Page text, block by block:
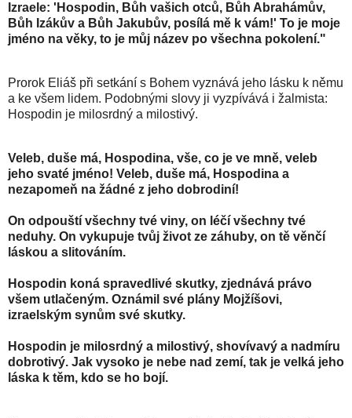
Izraele: 'Hospodin, Bůh vašich otců, Bůh Abrahámův,
Bůh Izákův a Bůh Jakubův, posílá mě k vám!' To je moje
jméno na věky, to je můj název po všechna pokolení."
Prorok Eliáš při setkání s Bohem vyznává jeho lásku k němu
a ke všem lidem. Podobnými slovy ji vyzpívává i žalmista:
Hospodin je milosrdný a milostivý.
Veleb, duše má, Hospodina, vše, co je ve mně, veleb
jeho svaté jméno! Veleb, duše má, Hospodina a
nezapomeň na žádné z jeho dobrodiní!
On odpouští všechny tvé viny, on léčí všechny tvé
neduhy. On vykupuje tvůj život ze záhuby, on tě věnčí
láskou a slitováním.
Hospodin koná spravedlivé skutky, zjednává právo
všem utlačeným. Oznámil své plány Mojžíšovi,
izraelským synům své skutky.
Hospodin je milosrdný a milostivý, shovívavý a nadmíru
dobrotivý. Jak vysoko je nebe nad zemí, tak je velká jeho
láska k těm, kdo se ho bojí.